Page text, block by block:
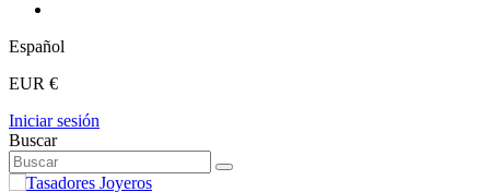
Español
EUR €
Iniciar sesión
Buscar